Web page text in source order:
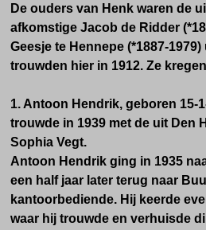
De ouders van Henk waren de
afkomstige Jacob de Ridder
Geesje te Hennepe (*1887-
trouwden hier in 1912. Ze
1. Antoon Hendrik, geboren 15-
trouwde in 1939 met de uit Den
Sophia Vegt.
Antoon Hendrik ging in 1935
een half jaar later terug naar
kantoorbediende. Hij keerde
waar hij trouwde en verhuisde